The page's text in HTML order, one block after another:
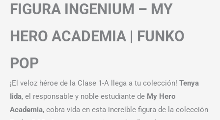
FIGURA INGENIUM – MY
HERO ACADEMIA | FUNKO
POP
¡El veloz héroe de la Clase 1-A llega a tu colección! Tenya
Iida, el responsable y noble estudiante de My Hero
Academia, cobra vida en esta increíble figura de la colección